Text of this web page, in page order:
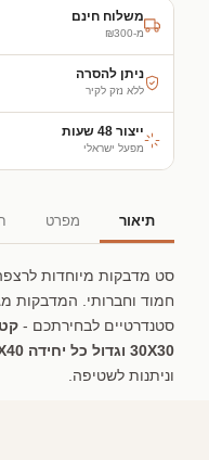
משלוח חינם
מ-₪300
ניתן להסרה
ללא נזק לקיר
ייצור 48 שעות
מפעל ישראלי
תיאור מפרט
סט מדבקות מיוחדות
סטנדרטיים לבחירתכם -
30X30 וגדול כל יחידה 40X40.
וניתנות לשטיפה.